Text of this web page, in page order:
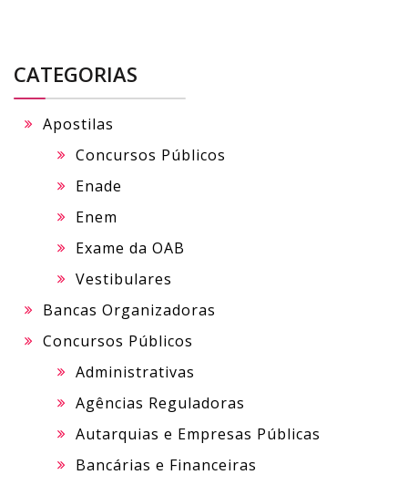
CATEGORIAS
Apostilas
Concursos Públicos
Enade
Enem
Exame da OAB
Vestibulares
Bancas Organizadoras
Concursos Públicos
Administrativas
Agências Reguladoras
Autarquias e Empresas Públicas
Bancárias e Financeiras